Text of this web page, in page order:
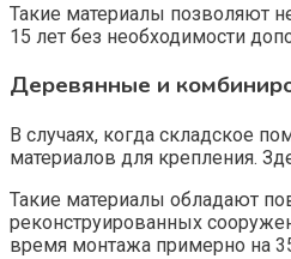
Такие материалы позволяют
15 лет без необходимости
Деревянные и
В случаях, когда складское
материалов для крепления.
Такие материалы обладают
реконструированных
время монтажа примерно на